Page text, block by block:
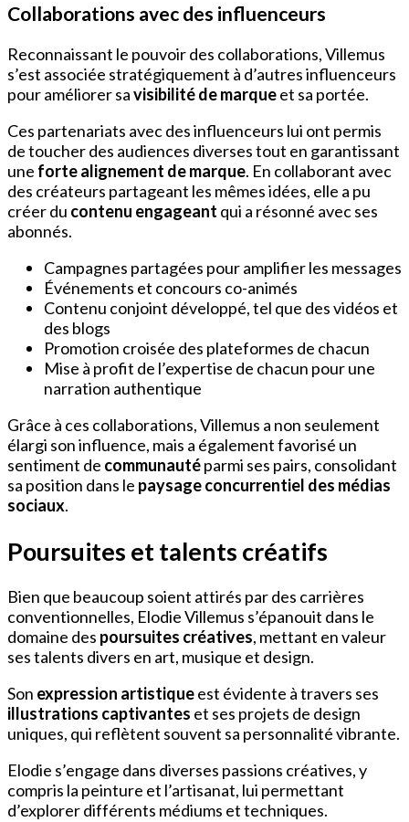
Collaborations avec des influenceurs
Reconnaissant le pouvoir des collaborations, Villemus
s’est associée stratégiquement à d’autres influenceurs
pour améliorer savisibilité de marqueet sa portée.
Ces partenariats avec des influenceurs lui ont permis
de toucher des audiences diverses tout en garantissant
une forte alignement de marque. En collaborant avec
des créateurs partageant les mêmes idées, elle a pu
créer du contenu engageant qui a résonné avec ses
abonnés.
Campagnes partagées pour amplifier les messages
Événements et concours co-animés
Contenu conjoint développé, tel que des vidéos et
des blogs
Promotion croisée des plateformes de chacun
Mise à profit de l’expertise de chacun pour une
narration authentique
Grâce à ces collaborations, Villemus a non seulement
élargi son influence, mais a également favorisé un
sentiment de communautéparmi ses pairs, consolidant
sa position dans le paysage concurrentiel des médias
sociaux.
Poursuites et talents créatifs
Bien que beaucoup soient attirés par des carrières
conventionnelles, Elodie Villemus s’épanouit dans le
domaine des poursuites créatives, mettant en valeur
ses talents divers en art, musique et design.
Son expression artistiqueest évidente à travers ses
illustrations captivantes et ses projets de design
uniques, qui reflètent souvent sa personnalité vibrante.
Elodie s’engage dans diverses passions créatives, y
compris la peinture et l’artisanat, lui permettant
d’explorer différents médiums et techniques.